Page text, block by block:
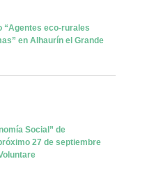
“Agentes eco-rurales
en Alhaurín el Grande
Social” de
27 de septiembre